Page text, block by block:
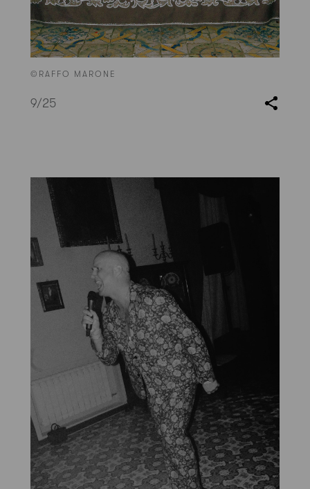
©RAFFO MARONE
9/25